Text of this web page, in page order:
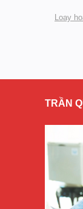
Loay
TRẦN